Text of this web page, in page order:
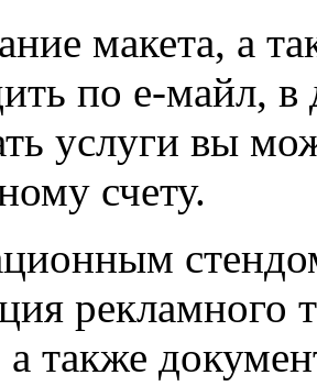
макета, а
по е-майл,
услуги вы
счету.
рекламного
также